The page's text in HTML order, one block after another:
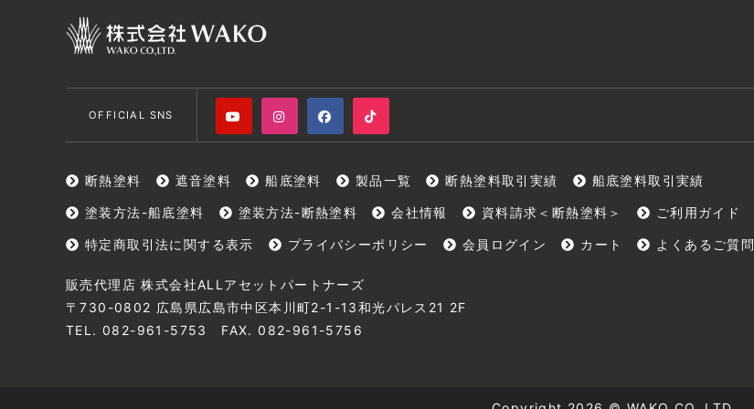
OFFICIAL SNS
断熱塗料 遮音塗料 船底塗料 製品一覧 断熱塗料取引実績 船底塗料取引実績
塗装方法-船底塗料 塗装方法-断熱塗料 会社情報 資料請求＜断熱塗料＞ ご利用ガイド
特定商取引法に関する表示 プライバシーポリシー 会員ログイン カート よくあるご質問
販売代理店 株式会社ALLアセットパートナーズ
〒730-0802 広島県広島市中区本川町2-1-13和光パレス21 2F
TEL. 082-961-5753 FAX. 082-961-5756